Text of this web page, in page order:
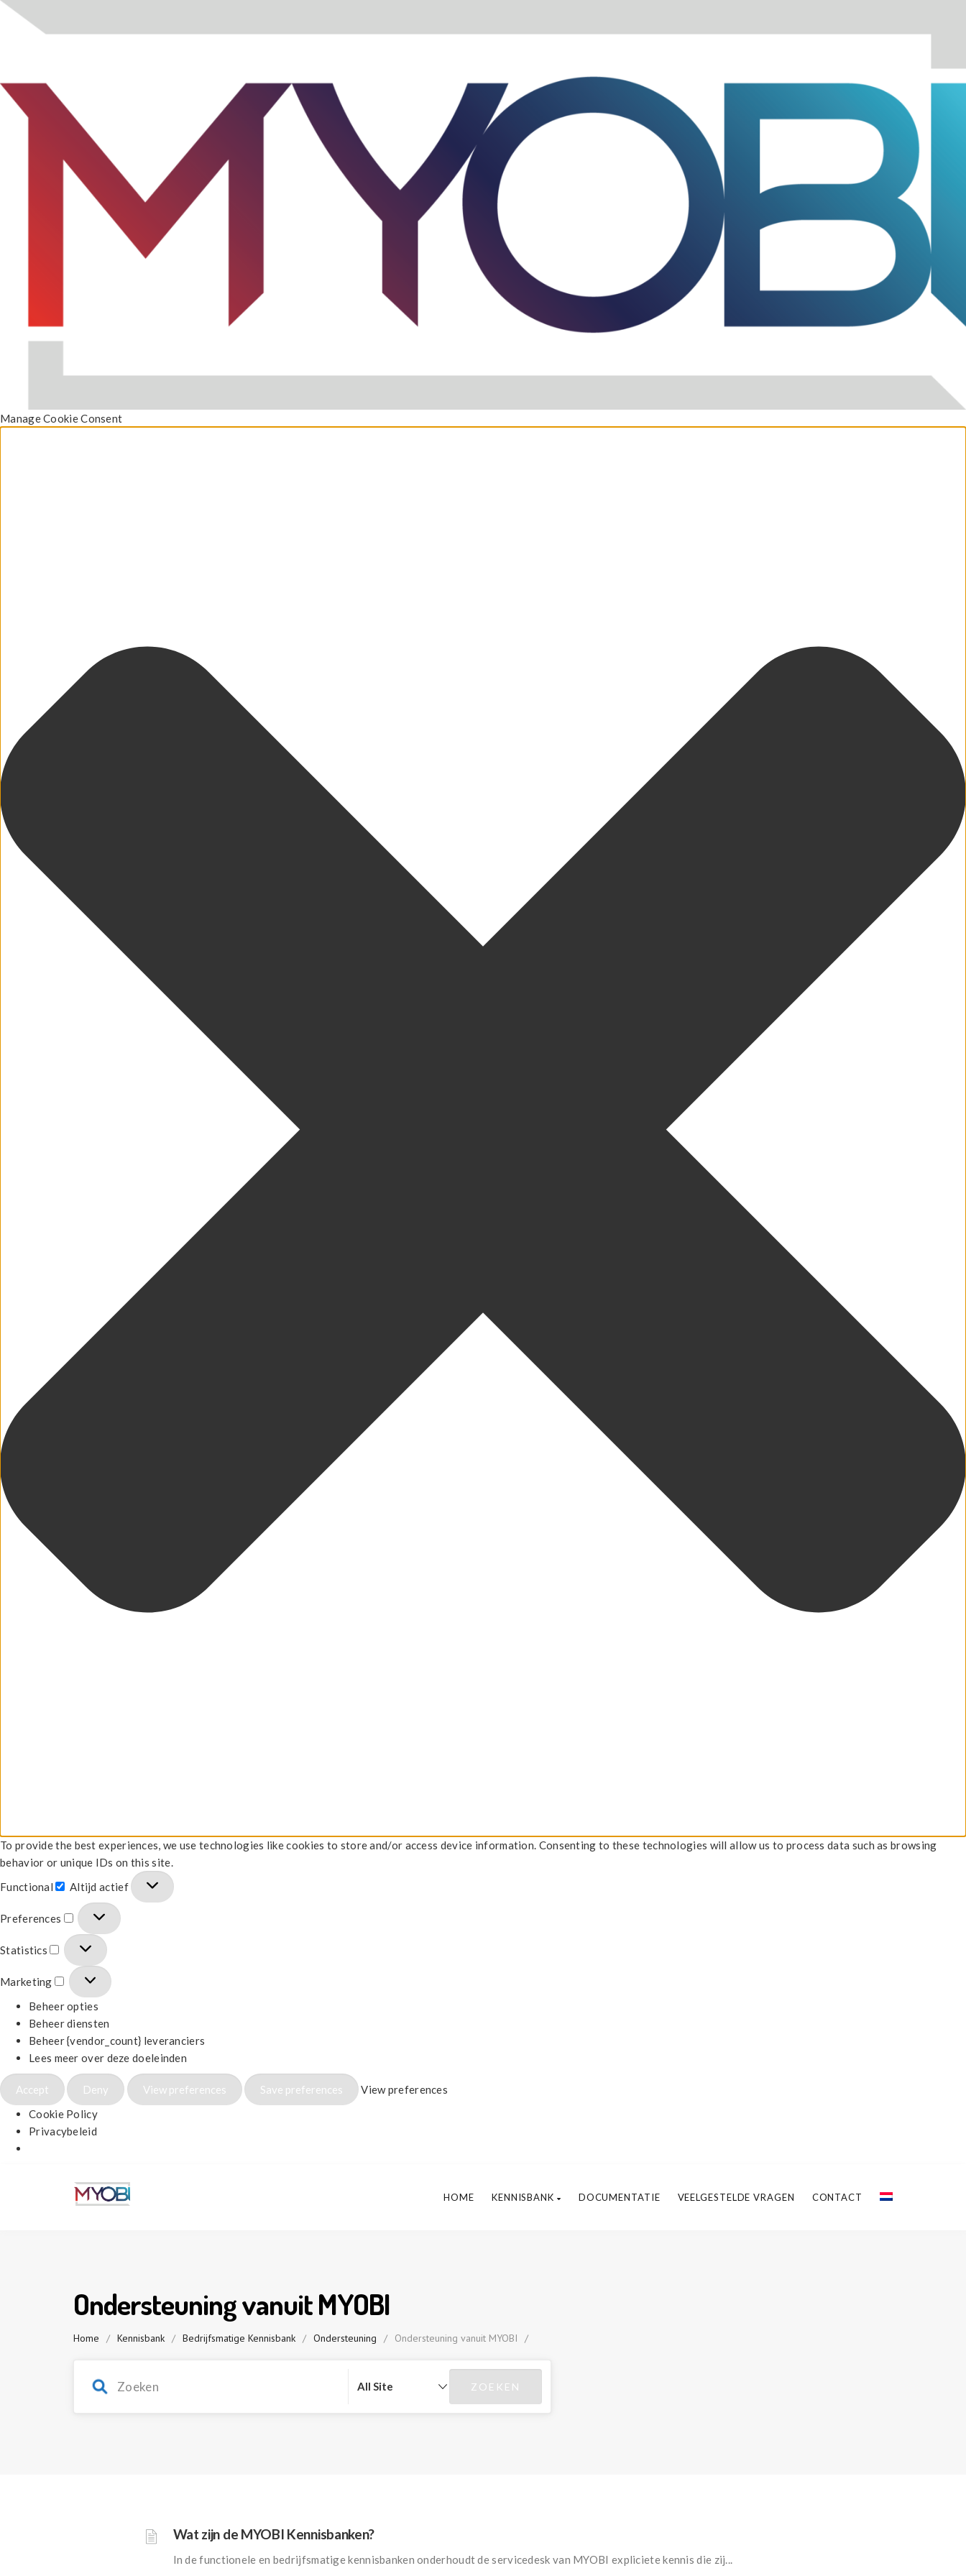
Manage Cookie Consent
To provide the best experiences, we use technologies like cookies to store and/or access device information. Consenting to these technologies will allow us to process data such as browsing
behavior or unique IDs on this site.
Functional
Altijd actief
Preferences
Statistics
Marketing
Beheer opties
Beheer diensten
Beheer {vendor_count} leveranciers
Lees meer over deze doeleinden
Accept Deny View preferences Save preferences
View preferences
Cookie Policy
Privacybeleid
HOME KENNISBANK DOCUMENTATIE VEELGESTELDE VRAGEN CONTACT
Ondersteuning vanuit MYOBI
Home / Kennisbank / Bedrijfsmatige Kennisbank / Ondersteuning / Ondersteuning vanuit MYOBI /
Wat zijn de MYOBI Kennisbanken?
In de functionele en bedrijfsmatige kennisbanken onderhoudt de servicedesk van MYOBI expliciete kennis die zij...